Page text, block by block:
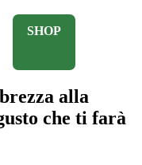
SHOP
alla
che ti farà